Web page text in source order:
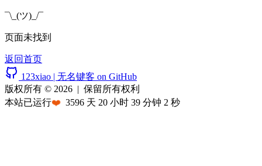
¯\_(ツ)_/¯
页面未找到
返回首页
123xiao | 无名键客 on GitHub
版权所有 © 2026 | 保留所有权利
本站已运行❤️ 3596 天 20 小时 39 分钟 2 秒